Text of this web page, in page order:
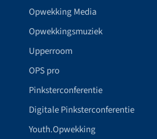
Opwekking Media
Opwekkingsmuziek
Upperroom
OPS pro
Pinksterconferentie
Digitale Pinksterconferentie
Youth.Opwekking